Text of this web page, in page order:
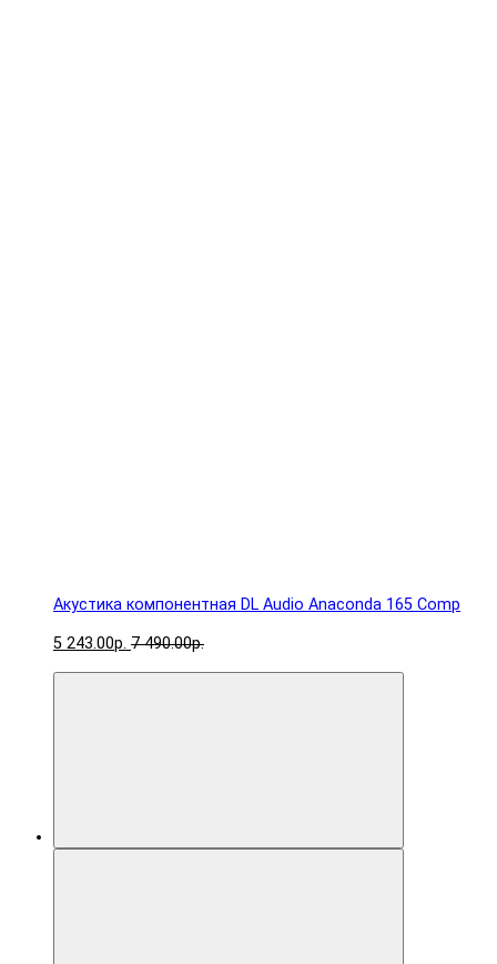
Акустика компонентная DL Audio Anaconda 165 Comp
5 243.00р. 7 490.00р.